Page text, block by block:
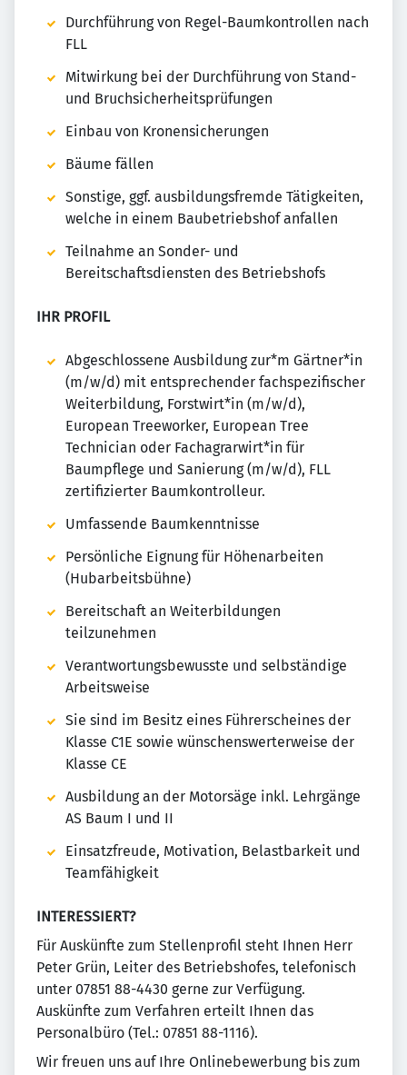
Durchführung von Regel-Baumkontrollen nach
FLL
Mitwirkung bei der Durchführung von Stand-
und Bruchsicherheitsprüfungen
Einbau von Kronensicherungen
Bäume fällen
Sonstige, ggf. ausbildungsfremde Tätigkeiten,
welche in einem Baubetriebshof anfallen
Teilnahme an Sonder- und
Bereitschaftsdiensten des Betriebshofs
IHR PROFIL
Abgeschlossene Ausbildung zur*m Gärtner*in
(m/w/d) mit entsprechender fachspezifischer
Weiterbildung, Forstwirt*in (m/w/d),
European Treeworker, European Tree
Technician oder Fachagrarwirt*in für
Baumpflege und Sanierung (m/w/d), FLL
zertifizierter Baumkontrolleur.
Umfassende Baumkenntnisse
Persönliche Eignung für Höhenarbeiten
(Hubarbeitsbühne)
Bereitschaft an Weiterbildungen
teilzunehmen
Verantwortungsbewusste und selbständige
Arbeitsweise
Sie sind im Besitz eines Führerscheines der
Klasse C1E sowie wünschenswerterweise der
Klasse CE
Ausbildung an der Motorsäge inkl. Lehrgänge
AS Baum I und II
Einsatzfreude, Motivation, Belastbarkeit und
Teamfähigkeit
INTERESSIERT?
Für Auskünfte zum Stellenprofil steht Ihnen Herr
Peter Grün, Leiter des Betriebshofes, telefonisch
unter 07851 88-4430 gerne zur Verfügung.
Auskünfte zum Verfahren erteilt Ihnen das
Personalbüro (Tel.: 07851 88-1116).
Wir freuen uns auf Ihre Onlinebewerbung bis zum